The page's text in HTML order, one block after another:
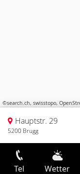
©search.ch, swisstopo,
Hauptstr. 29
5200 Brugg
Tel Wetter